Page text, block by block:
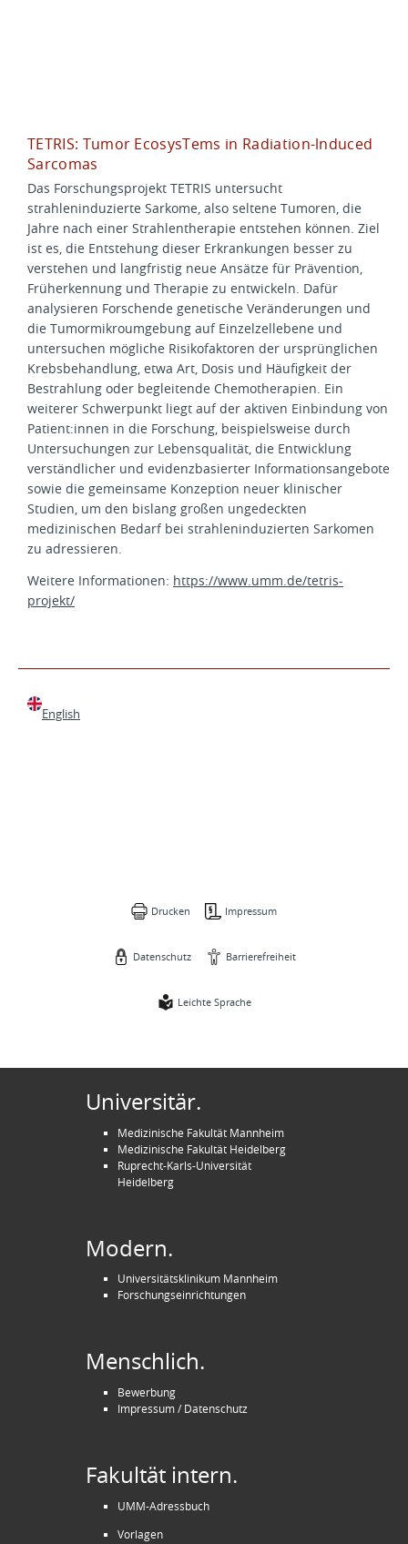
TETRIS: Tumor EcosysTems in Radiation-lnduced
Sarcomas
Das Forschungsprojekt TETRIS untersucht
strahleninduzierte Sarkome, also seltene Tumoren, die
Jahre nach einer Strahlentherapie entstehen können. Ziel
ist es, die Entstehung dieser Erkrankungen besser zu
verstehen und langfristig neue Ansätze für Prävention,
Früherkennung und Therapie zu entwickeln. Dafür
analysieren Forschende genetische Veränderungen und
die Tumormikroumgebung auf Einzelzellebene und
untersuchen mögliche Risikofaktoren der ursprünglichen
Krebsbehandlung, etwa Art, Dosis und Häufigkeit der
Bestrahlung oder begleitende Chemotherapien. Ein
weiterer Schwerpunkt liegt auf der aktiven Einbindung von
Patient:innen in die Forschung, beispielsweise durch
Untersuchungen zur Lebensqualität, die Entwicklung
verständlicher und evidenzbasierter Informationsangebote
sowie die gemeinsame Konzeption neuer klinischer
Studien, um den bislang großen ungedeckten
medizinischen Bedarf bei strahleninduzierten Sarkomen
zu adressieren.
Weitere Informationen: https://www.umm.de/tetris-
projekt/
English
Drucken Impressum
Datenschutz Barrierefreiheit
Leichte Sprache
Universitär.
Medizinische Fakultät Mannheim
Medizinische Fakultät Heidelberg
Ruprecht-Karls-Universität
Heidelberg
Modern.
Universitätsklinikum Mannheim
Forschungseinrichtungen
Menschlich.
Bewerbung
Impressum / Datenschutz
Fakultät intern.
UMM-Adressbuch
Vorlagen